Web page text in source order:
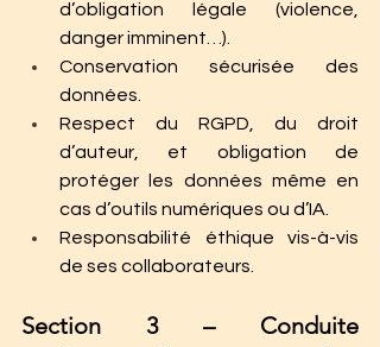
d’obligation légale (violence,
danger imminent…).
Conservation sécurisée des
données.
Respect du RGPD, du droit
d’auteur, et obligation de
protéger les données même en
cas d’outils numériques ou d’IA.
Responsabilité éthique vis-à-vis
de ses collaborateurs.
Section 3 – Conduite